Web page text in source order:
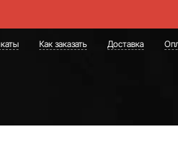
Как заказать Доставка